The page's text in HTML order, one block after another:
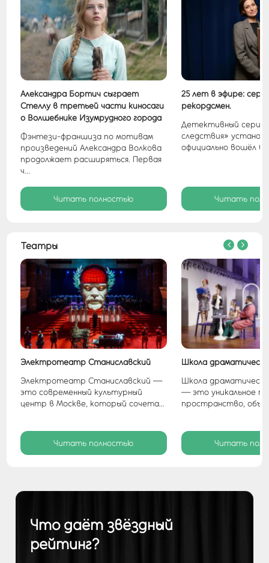
Александра Бортич сыграет
Стеллу в третьей части киносаги
о Волшебнике Изумрудного города
Фэнтези-франшиза по мотивам
произведений Александра Волкова
продолжает расширяться. Первая
ч...
Читать полностью
25 лет в эфире:
рекордсмен.
Детективный
следствия»
официально вошёл в
Читать
Театры
Электротеатр Станиславский
Электротеатр Станиславский —
это современный культурный
центр в Москве, который сочета...
Читать полностью
Школа
Школа
— это уникальное
пространство,
Читать
Что даёт звёздный
рейтинг?